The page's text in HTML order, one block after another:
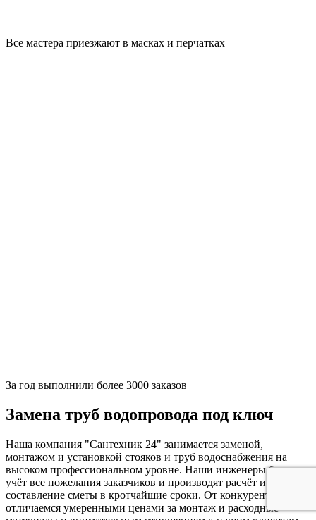
Все мастера приезжают в масках и перчатках
За год выполнили более 3000 заказов
Замена труб водопровода под ключ
Наша компания "Сантехник 24" занимается заменой,
монтажом и установкой стояков и труб водоснабжения на
высоком профессиональном уровне. Наши инженеры берут в
учёт все пожелания заказчиков и производят расчёт и
составление сметы в кротчайшие сроки. От конкурентов мы
отличаемся умеренными ценами за монтаж и расходные